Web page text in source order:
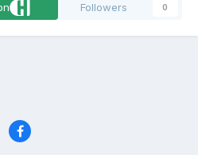
Followers 0